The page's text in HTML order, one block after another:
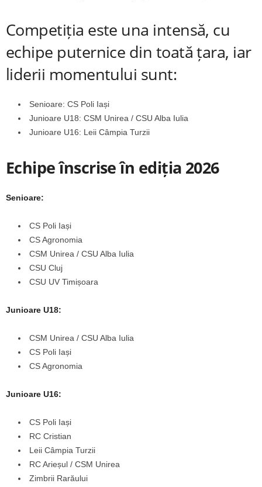
Competiția este una intensă, cu
echipe puternice din toată țara, iar
liderii momentului sunt:
Senioare: CS Poli Iași
Junioare U18: CSM Unirea / CSU Alba Iulia
Junioare U16: Leii Câmpia Turzii
Echipe înscrise în ediția 2026
Senioare:
CS Poli Iași
CS Agronomia
CSM Unirea / CSU Alba Iulia
CSU Cluj
CSU UV Timișoara
Junioare U18:
CSM Unirea / CSU Alba Iulia
CS Poli Iași
CS Agronomia
Junioare U16:
CS Poli Iași
RC Cristian
Leii Câmpia Turzii
RC Arieșul / CSM Unirea
Zimbrii Rarăului